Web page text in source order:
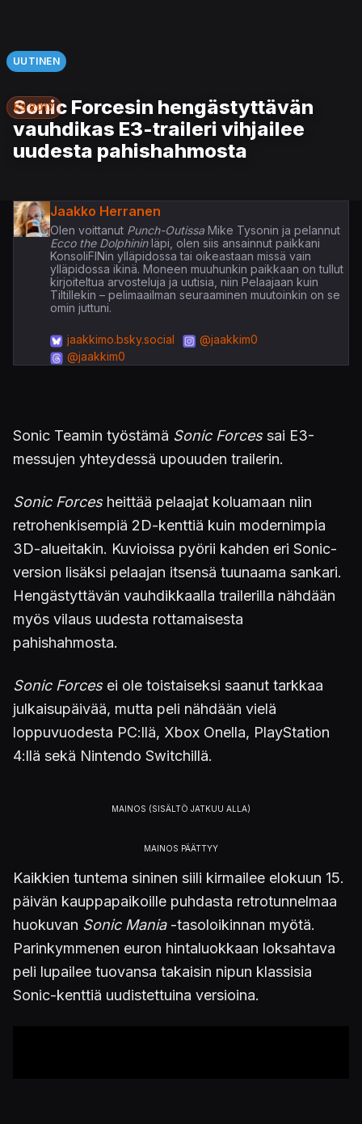
UUTINEN
E3 2017
Sonic Forcesin hengästyttävän
vauhdikas E3-traileri vihjailee
uudesta pahishahmosta
Jaakko Herranen
Olen voittanutPunch-OutissaMike Tysonin ja pelannut
Ecco the Dolphininläpi, olen siis ansainnut paikkani
KonsoliFINin ylläpidossa tai oikeastaan missä vain
ylläpidossa ikinä. Moneen muuhunkin paikkaan on tullut
kirjoiteltua arvosteluja ja uutisia, niin Pelaajaan kuin
Tiltillekin – pelimaailman seuraaminen muutoinkin on se
omin juttuni.
jaakkimo.bsky.social
@jaakkim0
@jaakkim0
Sonic Teamin työstämä Sonic Forcessai E3-
messujen yhteydessä upouuden trailerin.
Sonic Forcesheittää pelaajat koluamaan niin
retrohenkisempiä 2D-kenttiä kuin modernimpia
3D-alueitakin. Kuvioissa pyörii kahden eri Sonic-
version lisäksi pelaajan itsensä tuunaama sankari.
Hengästyttävän vauhdikkaalla trailerilla nähdään
myös vilaus uudesta rottamaisesta
pahishahmosta.
Sonic Forcesei ole toistaiseksi saanut tarkkaa
julkaisupäivää, mutta peli nähdään vielä
loppuvuodesta PC:llä, Xbox Onella, PlayStation
4:llä sekä Nintendo Switchillä.
Kaikkien tuntema sininen siili kirmailee elokuun 15.
päivän kauppapaikoille puhdasta retrotunnelmaa
huokuvan Sonic Mania-tasoloikinnan myötä.
Parinkymmenen euron hintaluokkaan loksahtava
peli lupailee tuovansa takaisin nipun klassisia
Sonic-kenttiä uudistettuina versioina.